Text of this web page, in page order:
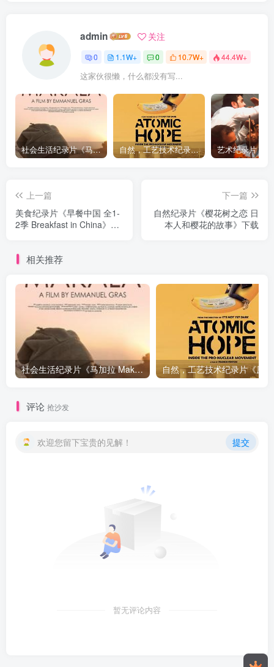
admin 关注
0 1.1W+ 0 10.7W+ 44.4W+
这家伙很懒，什么都没有写...
社会生活纪录片《马加拉 Makala》下载 自然，工艺技术纪录片《原子能的希望 Atomic Hope – Inside the Pro-Nuclear Movement》下载
上一篇
美食纪录片《早餐中国 全1-
2季 Breakfast in China》下
下一篇
自然纪录片《樱花树之恋 日
本人和樱花的故事》下载
相关推荐
社会生活纪录片《马加拉 Makala》下载
评论 抢沙发
欢迎您留下宝贵的见解！ 提交
暂无评论内容